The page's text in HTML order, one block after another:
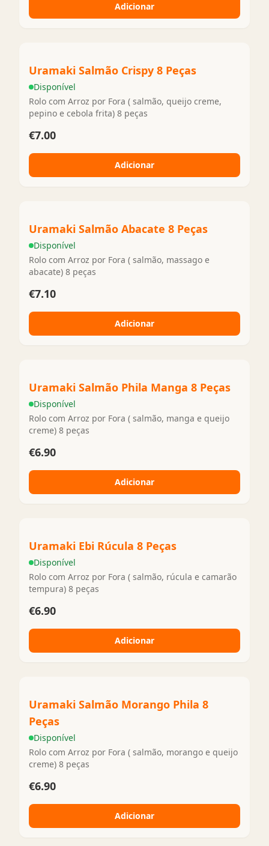
Adicionar
Uramaki Salmão Crispy 8 Peças
Disponível
Rolo com Arroz por Fora ( salmão, queijo creme,
pepino e cebola frita) 8 peças
€7.00
Adicionar
Uramaki Salmão Abacate 8 Peças
Disponível
Rolo com Arroz por Fora ( salmão, massago e
abacate) 8 peças
€7.10
Adicionar
Uramaki Salmão Phila Manga 8 Peças
Disponível
Rolo com Arroz por Fora ( salmão, manga e queijo
creme) 8 peças
€6.90
Adicionar
Uramaki Ebi Rúcula 8 Peças
Disponível
Rolo com Arroz por Fora ( salmão, rúcula e camarão
tempura) 8 peças
€6.90
Adicionar
Uramaki Salmão Morango Phila 8
Peças
Disponível
Rolo com Arroz por Fora ( salmão, morango e queijo
creme) 8 peças
€6.90
Adicionar